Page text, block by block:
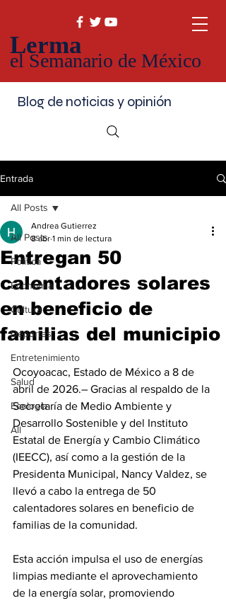
Lerma
el Semanario de México
Blog de noticias y opinión
Entrada
All Posts
Política
Economía
Cultura
Deportes
Entretenimiento
Salud
Ecología
All
All Posts
Entregan 50
calentadores solares
en beneficio de
familias del municipio
Andrea Gutierrez
8 abr 1 min de lectura
Ocoyoacac, Estado de México a 8 de
abril de 2026.– Gracias al respaldo de la
Secretaría de Medio Ambiente y
Desarrollo Sostenible y del Instituto
Estatal de Energía y Cambio Climático
(IEECC), así como a la gestión de la
Presidenta Municipal, Nancy Valdez, se
llevó a cabo la entrega de 50
calentadores solares en beneficio de
familias de la comunidad.
Esta acción impulsa el uso de energías
limpias mediante el aprovechamiento
de la energía solar, promoviendo